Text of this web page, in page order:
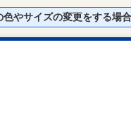
やサイズの変更をする場